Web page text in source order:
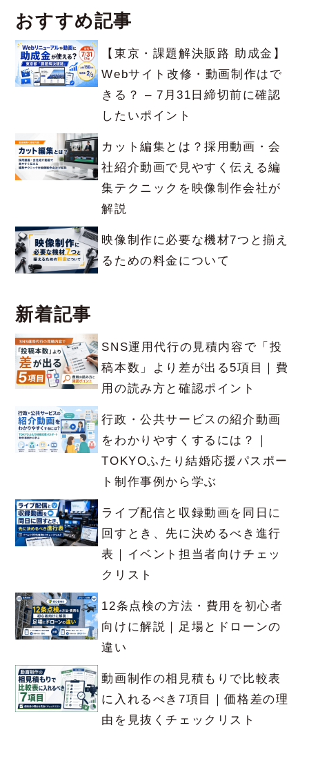
おすすめ記事
【東京・課題解決販路 助成金】
Webサイト改修・動画制作はで
きる？ – 7月31日締切前に確認
したいポイント
カット編集とは？採用動画・会
社紹介動画で見やすく伝える編
集テクニックを映像制作会社が
解説
映像制作に必要な機材7つと揃え
るための料金について
新着記事
SNS運用代行の見積内容で「投
稿本数」より差が出る5項目｜費
用の読み方と確認ポイント
行政・公共サービスの紹介動画
をわかりやすくするには？｜
TOKYOふたり結婚応援パスポー
ト制作事例から学ぶ
ライブ配信と収録動画を同日に
回すとき、先に決めるべき進行
表｜イベント担当者向けチェッ
クリスト
12条点検の方法・費用を初心者
向けに解説｜足場とドローンの
違い
動画制作の相見積もりで比較表
に入れるべき7項目｜価格差の理
由を見抜くチェックリスト